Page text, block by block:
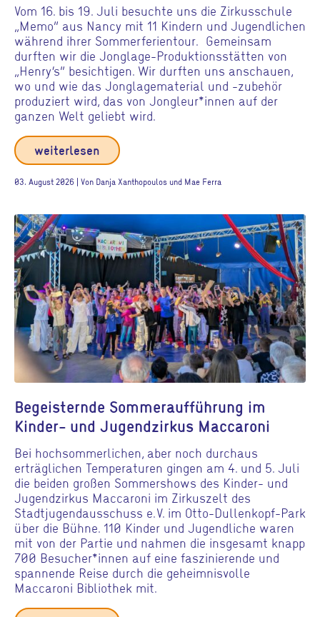
Vom 16. bis 19. Juli besuchte uns die Zirkusschule
„Memo“ aus Nancy mit 11 Kindern und Jugendlichen
während ihrer Sommerferientour. Gemeinsam
durften wir die Jonglage-Produktionsstätten von
„Henry’s“ besichtigen. Wir durften uns anschauen,
wo und wie das Jonglagematerial und -zubehör
produziert wird, das von Jongleur*innen auf der
ganzen Welt geliebt wird.
weiterlesen
03. August 2026 | Von Danja Xanthopoulos und Mae Ferra
Begeisternde Sommeraufführung im
Kinder- und Jugendzirkus Maccaroni
Bei hochsommerlichen, aber noch durchaus
erträglichen Temperaturen gingen am 4. und 5. Juli
die beiden großen Sommershows des Kinder- und
Jugendzirkus Maccaroni im Zirkuszelt des
Stadtjugendausschuss e. V. im Otto-Dullenkopf-Park
über die Bühne. 110 Kinder und Jugendliche waren
mit von der Partie und nahmen die insgesamt knapp
700 Besucher*innen auf eine faszinierende und
spannende Reise durch die geheimnisvolle
Maccaroni Bibliothek mit.